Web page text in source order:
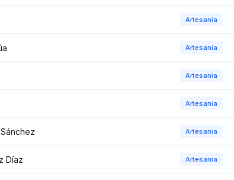
Artesanía
Artesanía
Artesanía
Artesanía
Artesanía
Díaz Artesanía